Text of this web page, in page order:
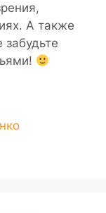
А также
забудьте